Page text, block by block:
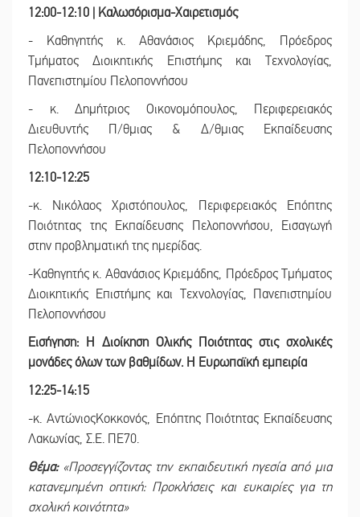
12:00-12:10 | Καλωσόρισμα-Χαιρετισμός
- Καθηγητής κ. Αθανάσιος Κριεμάδης, Πρόεδρος
Τμήματος Διοικητικής Επιστήμης και Τεχνολογίας,
Πανεπιστημίου Πελοποννήσου
- κ. Δημήτριος Οικονομόπουλος, Περιφερειακός
Διευθυντής Π/θμιας & Δ/θμιας Εκπαίδευσης
Πελοποννήσου
12:10-12:25
-κ. Νικόλαος Χριστόπουλος, Περιφερειακός Επόπτης
Ποιότητας της Εκπαίδευσης Πελοποννήσου, Εισαγωγή
στην προβληματική της ημερίδας.
-Καθηγητής κ. Αθανάσιος Κριεμάδης, Πρόεδρος Τμήματος
Διοικητικής Επιστήμης και Τεχνολογίας, Πανεπιστημίου
Πελοποννήσου
Εισήγηση: Η Διοίκηση Ολικής Ποιότητας στις σχολικές
μονάδες όλων των βαθμίδων. Η Ευρωπαϊκή εμπειρία
12:25-14:15
-κ. ΑντώνιοςΚοκκονός, Επόπτης Ποιότητας Εκπαίδευσης
Λακωνίας, Σ.Ε. ΠΕ70.
Θέμα:«Προσεγγίζοντας την εκπαιδευτική ηγεσία από μια
κατανεμημένη οπτική: Προκλήσεις και ευκαιρίες για τη
σχολική κοινότητα»